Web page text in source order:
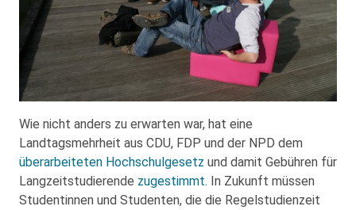
Wie nicht anders zu erwarten war, hat eine
Landtagsmehrheit aus CDU, FDP und der NPD dem
überarbeiteten Hochschulgesetz und damit Gebühren für
Langzeitstudierende zugestimmt. In Zukunft müssen
Studentinnen und Studenten, die die Regelstudienzeit